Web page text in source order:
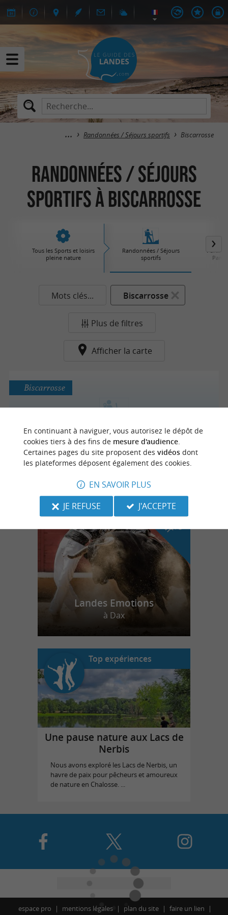
Randonnées / Séjours sportifs Biscarrosse
Randonnées / Séjours
sportifs à Biscarrosse
Tous les Sports et loisirs
pleine nature
Randonnées / Séjours
sportifs
Parcs
Mots clés... Biscarrosse
Plus de filtres
Afficher la carte
La Boga Surf House
Biscarrosse
n
o
t
r
e
c
o
u
p
d
e
c
o
e
u
r
Landes Emotions
à Dax
Top expériences
Une pause nature aux Lacs de
Nerbis
Nous avons exploré les Lacs de Nerbis, un
havre de paix pour pêcheurs et amoureux
de nature en Chalosse. ...
espace pro mentions légales plan du site faire un lien
En continuant à naviguer, vous autorisez le dépôt de
cookies tiers à des fins de mesure d'audience.
Certaines pages du site proposent des vidéosdont
les plateformes déposent également des cookies.
EN SAVOIR PLUS
JE REFUSE
J'ACCEPTE